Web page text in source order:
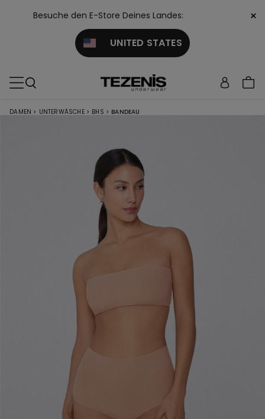
Besuche den E-Store Deines Landes:
UNITED STATES
×
DAMEN > UNTERWÄSCHE > BHS > BANDEAU